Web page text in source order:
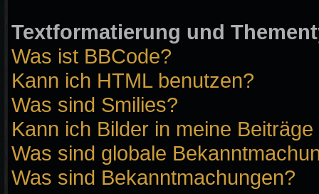
Textformatierung und
Was ist BBCode?
Kann ich HTML benutzen?
Was sind Smilies?
Kann ich Bilder in meine
Was sind globale
Was sind Bekanntmachungen?